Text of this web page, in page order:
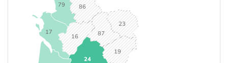
16
17
19
23
24
79 86
87